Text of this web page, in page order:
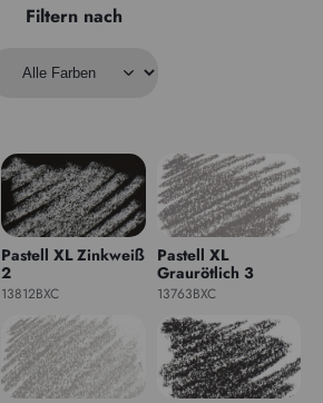
Filtern nach
Pastell XL Zinkweiß
2
13812BXC
Pastell XL
Graurötlich 3
13763BXC